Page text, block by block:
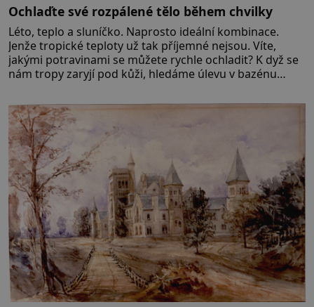
Ochlaďte své rozpálené tělo během chvilky
Léto, teplo a sluníčko. Naprosto ideální kombinace.
Jenže tropické teploty už tak příjemné nejsou. Víte,
jakými potravinami se můžete rychle ochladit? K dyž se
nám tropy zaryjí pod kůži, hledáme úlevu v bazénu
v jejich blízkosti. Nemusíte však zoufat. Pokud budete
mít promyšlený jídelníček, žadné pařáky si na vás